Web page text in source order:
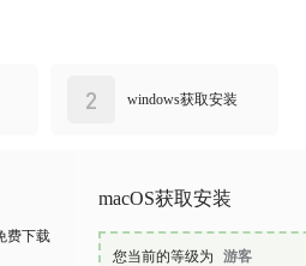
windows获取安装
2
费下载
macOS获取安装
您当前的等级为 游客